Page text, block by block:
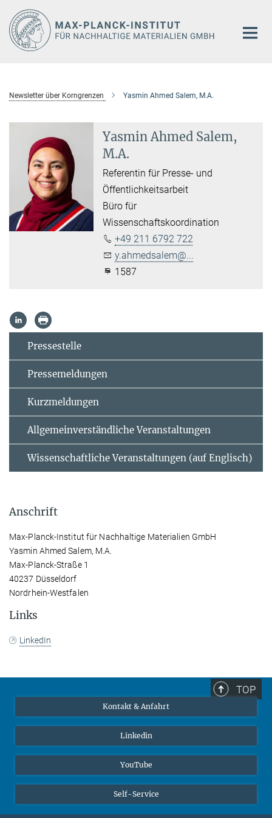
Hauptinhalt
Newsletter über Korngrenzen Yasmin Ahmed Salem, M.A.
Yasmin Ahmed Salem,
M.A.
Referentin für Presse- und
Öffentlichkeitsarbeit
Büro für
Wissenschaftskoordination
+49 211 6792 722
y.ahmedsalem@...
1587
Pressestelle
Pressemeldungen
Kurzmeldungen
Allgemeinverständliche Veranstaltungen
Wissenschaftliche Veranstaltungen (auf Englisch)
Anschrift
Max-Planck-Institut für Nachhaltige Materialien GmbH
Yasmin Ahmed Salem, M.A.
Max-Planck-Straße 1
40237 Düsseldorf
Nordrhein-Westfalen
Links
LinkedIn
TOP
Kontakt & Anfahrt
Linkedin
YouTube
Self-Service